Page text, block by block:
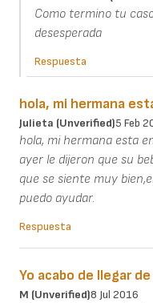
Como termino tu
desesperada
Respuesta
hola, mi hermana
Julieta (unverified)5 Feb
hola, mi hermana esta
ayer le dijeron que su
que se siente muy
puedo ayudar.
Respuesta
Yo acabo de llegar de
M (unverified)8 Jul 2016